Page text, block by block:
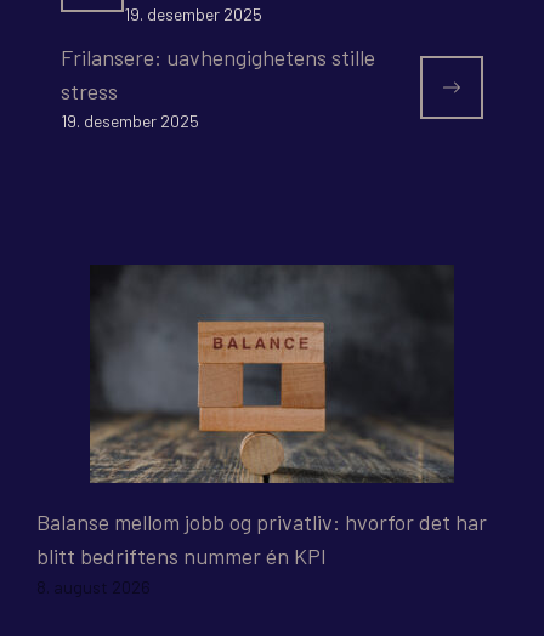
19. desember 2025
Frilansere: uavhengighetens stille
stress
19. desember 2025
Balanse mellom jobb og privatliv: hvorfor det har
blitt bedriftens nummer én KPI
8. august 2026